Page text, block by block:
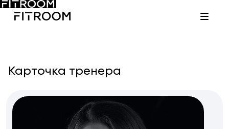
Карточка тренера